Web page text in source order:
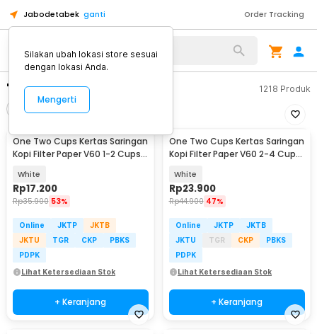
Jabodetabek ganti Order Tracking
"paper filter kopi" 1218 Produk
Urutkan
One Two Cups Kertas Saringan
Kopi Filter Paper V60 1-2 Cups
White
Rp17.200
Rp35.900 53%
Online JKTP
JKTB
JKTU
TGR CKP
PBKS
PDPK
Lihat Ketersediaan Stok
+ Keranjang
One Two Cups Kertas Saringan
Kopi Filter Paper V60 2-4 Cups
White
Rp23.900
Rp44.900 47%
Online JKTP
JKTB
JKTU
TGR CKP
PBKS
PDPK
Lihat Ketersediaan Stok
+ Keranjang
Silakan ubah lokasi store sesuai
dengan lokasi Anda.
Mengerti